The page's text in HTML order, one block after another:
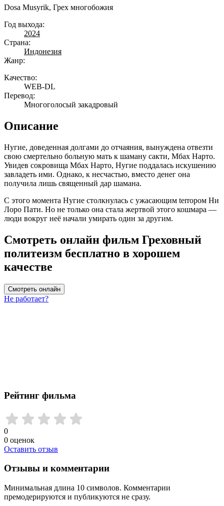
Dosa Musyrik, Грех многобожия
Год выхода:
2024
Страна:
Индонезия
Жанр:
Качество:
WEB-DL
Перевод:
Многоголосый закадровый
Описание
Нугие, доведенная долгами до отчаяния, вынуждена отвезти
свою смертельно больную мать к шаману сакти, Мбах Нарто.
Увидев сокровища Мбах Нарто, Нугие поддалась искушению
завладеть ими. Однако, к несчастью, вместо денег она
получила лишь священный дар шамана.
С этого момента Нугие столкнулась с ужасающим terrором Ни
Лоро Пати. Но не только она стала жертвой этого кошмара —
люди вокруг неё начали умирать один за другим.
Смотреть онлайн фильм Греховный
политеизм бесплатно в хорошем
качестве
Смотреть онлайн
Не работает?
Рейтинг фильма
0
0 оценок
Оставить отзыв
Отзывы и комментарии
Минимальная длина 10 символов. Комментарии
премодерируются и публикуются не сразу.